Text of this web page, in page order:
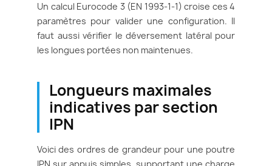
Un calcul Eurocode 3 (EN 1993-1-1) croise ces 4
paramètres pour valider une configuration. Il
faut aussi vérifier le déversement latéral pour
les longues portées non maintenues.
Longueurs maximales
indicatives par section
IPN
Voici des ordres de grandeur pour une poutre